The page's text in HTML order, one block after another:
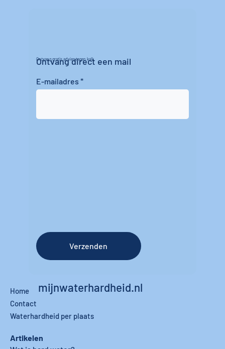
Ontvang gratis advies tegen kalk
Ontvang direct een mail
E-mailadres
Verzenden
mijnwaterhardheid.nl
Home
Contact
Waterhardheid per plaats
Artikelen